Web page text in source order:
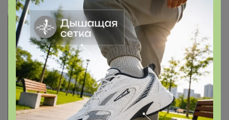
строчка оплата по куар коду